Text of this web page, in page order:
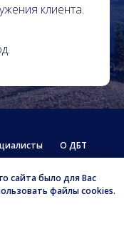
клиента.
О ДБТ
сайта было для Вас
файлы cookies.